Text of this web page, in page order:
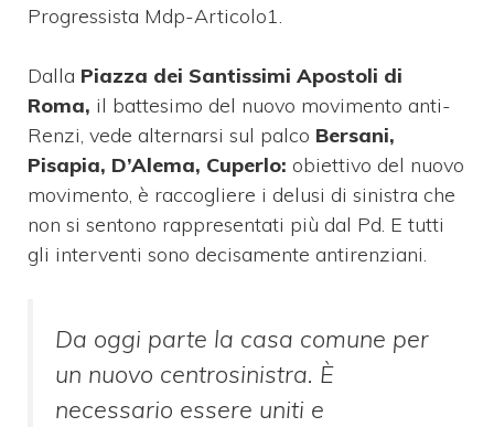
Progressista Mdp-Articolo1.
Dalla Piazza dei Santissimi Apostoli di
Roma, il battesimo del nuovo movimento anti-
Renzi, vede alternarsi sul palco Bersani,
Pisapia, D’Alema, Cuperlo: obiettivo del nuovo
movimento, è raccogliere i delusi di sinistra che
non si sentono rappresentati più dal Pd. E tutti
gli interventi sono decisamente antirenziani.
Da oggi parte la casa comune per
un nuovo centrosinistra. È
necessario essere uniti e